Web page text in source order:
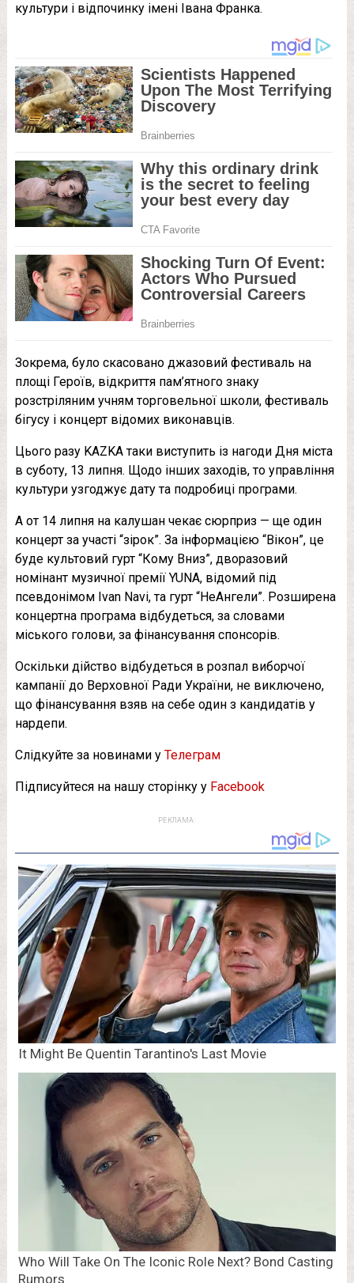
культури і відпочинку імені Івана Франка.
Зокрема, було скасовано джазовий фестиваль на
площі Героїв, відкриття пам’ятного знаку
розстріляним учням торговельної школи, фестиваль
бігусу і концерт відомих виконавців.
Цього разу KAZKA таки виступить із нагоди Дня міста
в суботу, 13 липня. Щодо інших заходів, то управління
культури узгоджує дату та подробиці програми.
А от 14 липня на калушан чекає сюрприз — ще один
концерт за участі “зірок”. За інформацією “Вікон”, це
буде культовий гурт “Кому Вниз”, дворазовий
номінант музичної премії YUNA, відомий під
псевдонімом Ivan Navi, та гурт “НеАнгели”. Розширена
концертна програма відбудеться, за словами
міського голови, за фінансування спонсорів.
Оскільки дійство відбудеться в розпал виборчої
кампанії до Верховної Ради України, не виключено,
що фінансування взяв на себе один з кандидатів у
нардепи.
Слідкуйте за новинами у Телеграм
Підписуйтеся на нашу сторінку у Facebook
РЕКЛАМА: